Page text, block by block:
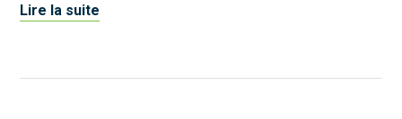
Lire la suite